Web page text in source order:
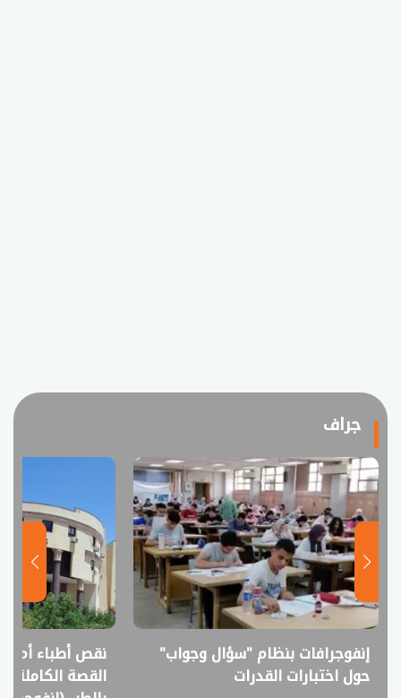
جراف
نقص أطباء أم فائض خريجين؟..
القصة الكاملة لمقترح خفض القبول
انفوجراف..
في امتحانات